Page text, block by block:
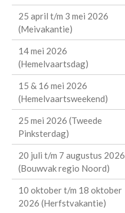
25 april t/m 3 mei 2026
(Meivakantie)
14 mei 2026
(Hemelvaartsdag)
15 & 16 mei 2026
(Hemelvaartsweekend)
25 mei 2026 (Tweede
Pinksterdag)
20 juli t/m 7 augustus 2026
(Bouwvak regio Noord)
10 oktober t/m 18 oktober
2026 (Herfstvakantie)